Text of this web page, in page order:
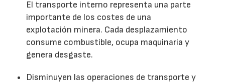
El transporte interno representa una parte
importante de los costes de una
explotación minera. Cada desplazamiento
consume combustible, ocupa maquinaria y
genera desgaste.
Disminuyen las operaciones de transporte y